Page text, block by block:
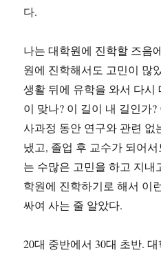
다.
나는 대학원에 진학할 즈음
원에 진학해서도 고민이 많
생활 뒤에 유학을 와서 다시
이 맞나? 이 길이 내 길인가
사과정 동안 연구와 관련 없
냈고, 졸업 후 교수가 되어
는 수많은 고민을 하고 지내
학원에 진학하기로 해서 이
싸여 사는 줄 알았다.
20대 중반에서 30대 초반.